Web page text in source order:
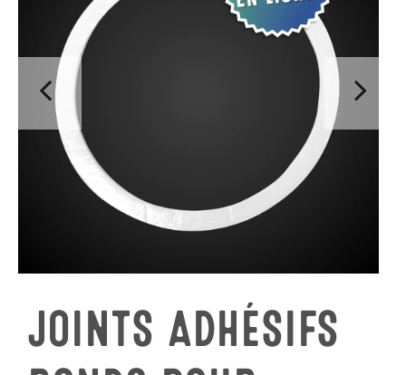
JOINTS ADHÉSIFS